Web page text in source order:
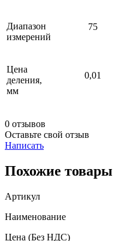
Диапазон
измерений
75
Цена
деления,
мм
0,01
0 отзывов
Оставьте свой отзыв
Написать
Похожие товары
Артикул
Наименование
Цена (Без НДС)